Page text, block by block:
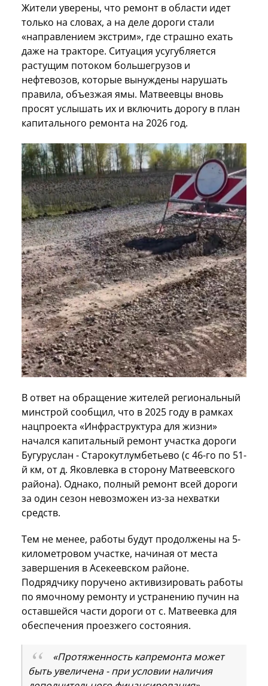
Жители уверены, что ремонт в области идет
только на словах, а на деле дороги стали
«направлением экстрим», где страшно ехать
даже на тракторе. Ситуация усугубляется
растущим потоком большегрузов и
нефтевозов, которые вынуждены нарушать
правила, объезжая ямы. Матвеевцы вновь
просят услышать их и включить дорогу в план
капитального ремонта на 2026 год.
В ответ на обращение жителей региональный
минстрой сообщил, что в 2025 году в рамках
нацпроекта «Инфраструктура для жизни»
начался капитальный ремонт участка дороги
Бугуруслан - Старокутлумбетьево (с 46-го по 51-
й км, от д. Яковлевка в сторону Матвеевского
района). Однако, полный ремонт всей дороги
за один сезон невозможен из-за нехватки
средств.
Тем не менее, работы будут продолжены на 5-
километровом участке, начиная от места
завершения в Асекеевском районе.
Подрядчику поручено активизировать работы
по ямочному ремонту и устранению пучин на
оставшейся части дороги от с. Матвеевка для
обеспечения проезжего состояния.
«Протяженность капремонта может
быть увеличена - при условии наличия